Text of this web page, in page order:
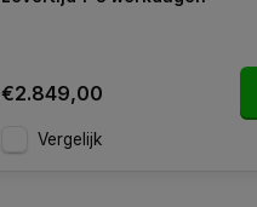
€2.849,00
Vergelijk